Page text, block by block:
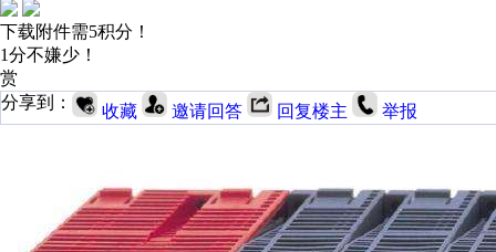
下载附件需5积分！
1分不嫌少！
赏
分享到：
收藏 邀请回答 回复楼主 举报